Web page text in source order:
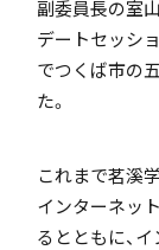
副委員長の室
デートセッシ
でつくば市の
た。
これまで茗溪
インターネッ
るとともに、
茗溪ジ